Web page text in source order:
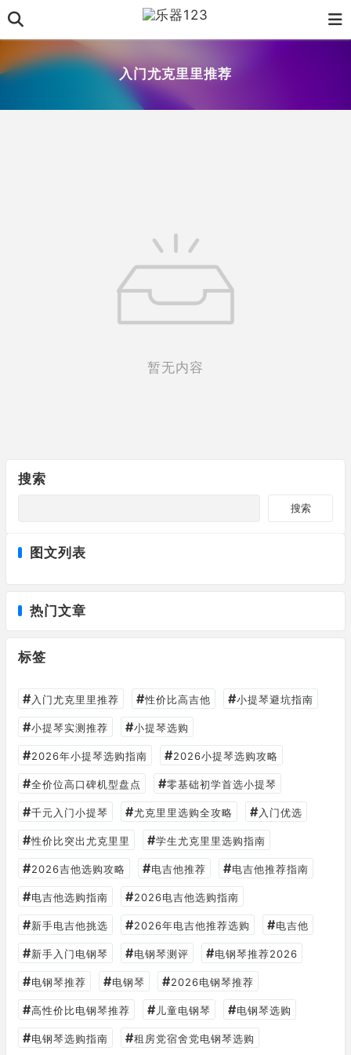
入门尤克里里推荐
暂无内容
搜索
搜索
图文列表
热门文章
标签
# 入门尤克里里推荐 #性价比高吉他 #小提琴避坑指南
#小提琴实测推荐 #小提琴选购
#2026年小提琴选购指南 #2026小提琴选购攻略
#全价位高口碑机型盘点 #零基础初学首选小提琴
#千元入门小提琴 #尤克里里选购全攻略 # 入门优选
#性价比突出尤克里里 #学生尤克里里选购指南
#2026吉他选购攻略 #电吉他推荐 #电吉他推荐指南
#电吉他选购指南 #2026电吉他选购指南
#新手电吉他挑选 #2026年电吉他推荐选购 #电吉他
#新手入门电钢琴 #电钢琴测评 #电钢琴推荐2026
#电钢琴推荐 #电钢琴 #2026电钢琴推荐
#高性价比电钢琴推荐 # 儿童电钢琴 #电钢琴选购
#电钢琴选购指南 #租房党宿舍党电钢琴选购